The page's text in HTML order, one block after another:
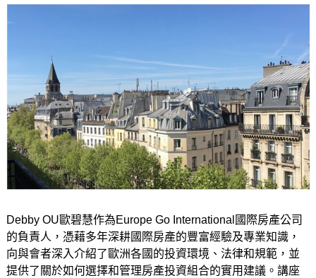
Debby OU歐碧慧作為Europe Go International國際房產公司
的負責人，憑藉多年深耕國際房產的豐富經驗及專業知識，
向與會者深入介紹了歐洲各國的投資環境、法律和規範，並
提供了關於如何選擇和管理房產投資組合的實用建議。講座